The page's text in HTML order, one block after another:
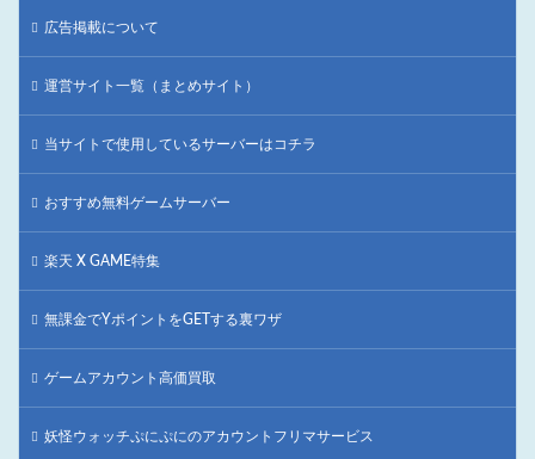
広告掲載について
運営サイト一覧（まとめサイト）
当サイトで使用しているサーバーはコチラ
おすすめ無料ゲームサーバー
楽天 X GAME特集
無課金でYポイントをGETする裏ワザ
ゲームアカウント高価買取
妖怪ウォッチぷにぷにのアカウントフリマサービス